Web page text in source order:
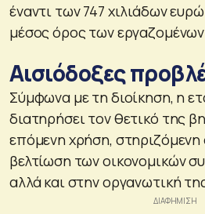
έναντι των 747 χιλιάδων
μέσος όρος των εργαζομένων
Αισιόδοξες
Σύμφωνα με τη διοίκηση, η
διατηρήσει τον θετικό της
επόμενη χρήση, στηριζόμενη
βελτίωση των οικονομικών
αλλά και στην οργανωτική